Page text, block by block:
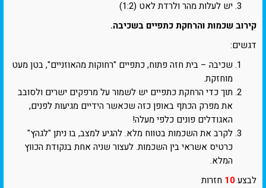
יש לעלות מהר ולרדת לאט (1:2)
קירוב שכמות והרחקת כתפיים בשכיבה.
דגשים:
שכיבה – בית חזה פתוח, כתפיים "רחוקות מהאוזניים", בטן מעט
מוחזקת.
תוך כדי הרחקת כתפיים יש לשמור על מרפקים ישרים ולסובב
את מפרק הכתף באופן כזה שכאשר הידיים מגיעות לפנים,
האגודלים פונים כלפי מעלה!
לקרב את השכמות בטווח מלא. להגיע למצב, בו ניתן "לגהץ"
כרטיס אשראי בין השכמות. לעצור שניה אחת בנקודת הכווץ
המלא.
לבצע10 חזרות